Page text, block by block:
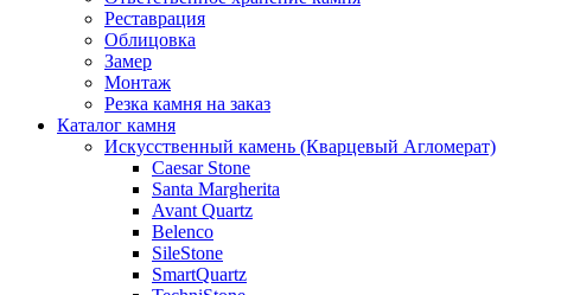
Реставрация
Облицовка
Замер
Монтаж
Резка камня на заказ
Каталог камня
Искусственный камень (Кварцевый Агломерат)
Caesar Stone
Santa Margherita
Avant Quartz
Belenco
SileStone
SmartQuartz